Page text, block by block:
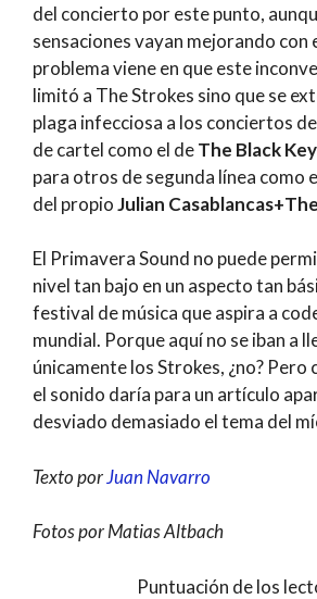
del concierto por este punto,
sensaciones vayan mejorando con
problema viene en que este
limitó a The Strokes sino que se
plaga infecciosa a los conciertos
de cartel como el deThe Black
para otros de segunda línea como
del propioJulian
El Primavera Sound no puede
nivel tan bajo en un aspecto tan
festival de música que aspira a
mundial. Porque aquí no se iban a
únicamente los Strokes, ¿no? Pero
el sonido daría para un artículo
desviado demasiado el tema del
Texto porJuan Navarro
Fotos por Matias Altbach
Puntuación de los